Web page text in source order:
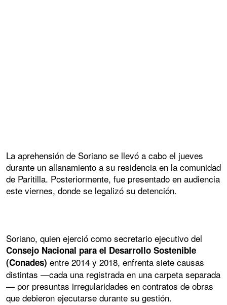
La aprehensión de Soriano se llevó a cabo el jueves
durante un allanamiento a su residencia en la comunidad
de Paritilla. Posteriormente, fue presentado en audiencia
este viernes, donde se legalizó su detención.
Soriano, quien ejerció como secretario ejecutivo del
Consejo Nacional para el Desarrollo Sostenible
(Conades) entre 2014 y 2018, enfrenta siete causas
distintas —cada una registrada en una carpeta separada
— por presuntas irregularidades en contratos de obras
que debieron ejecutarse durante su gestión.